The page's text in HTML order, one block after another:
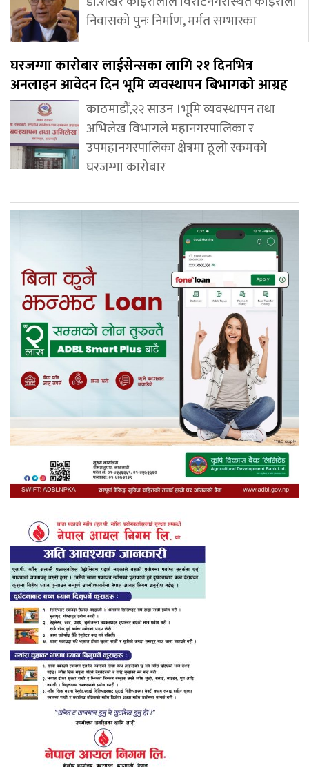
निवासको पुनः निर्माण, मर्मत सम्भारका
घरजग्गा कारोबार लाईसेन्सका लागि २१ दिनभित्र
अनलाइन आवेदन दिन भूमि व्यवस्थापन बिभागको आग्रह
काठमाडौं,२२ साउन ।भूमि व्यवस्थापन तथा
अभिलेख विभागले महानगरपालिका र
उपमहानगरपालिका क्षेत्रमा ठूलो रकमको
घरजग्गा कारोबार